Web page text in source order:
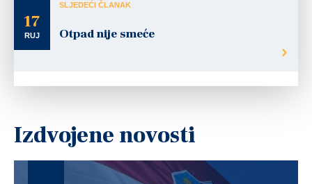
17
RUJ
SLJEDEĆI ČLANAK
Otpad nije smeće
Izdvojene novosti